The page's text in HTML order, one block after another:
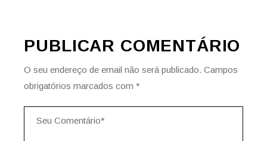
PUBLICAR COMENTÁRIO
O seu endereço de email não será publicado. Campos
obrigatórios marcados com*